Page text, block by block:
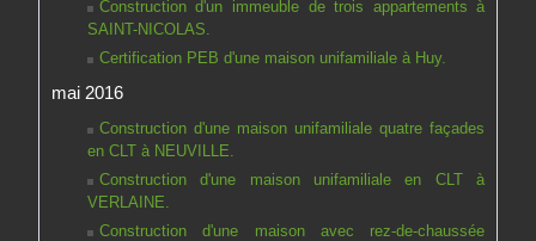
Construction d'un immeuble de trois appartements à
SAINT-NICOLAS.
Certification PEB d'une maison unifamiliale à Huy.
mai 2016
Construction d'une maison unifamiliale quatre façades
en CLT à NEUVILLE.
Construction d'une maison unifamiliale en CLT à
VERLAINE.
Construction d'une maison avec rez-de-chaussée